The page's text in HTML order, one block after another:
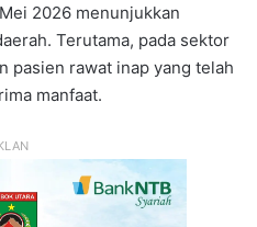
2026 menunjukkan
Terutama, pada sektor
pasien rawat inap yang telah
manfaat.